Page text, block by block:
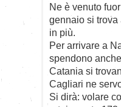
Ne è venuto
gennaio si trova
in più.
Per arrivare a
spendono
Catania si
Cagliari ne
Si dirà: volare